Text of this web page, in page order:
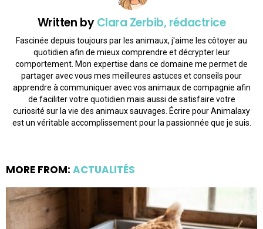
Written byClara Zerbib, rédactrice
Fascinée depuis toujours par les animaux, j'aime les côtoyer au
quotidien afin de mieux comprendre et décrypter leur
comportement. Mon expertise dans ce domaine me permet de
partager avec vous mes meilleures astuces et conseils pour
apprendre à communiquer avec vos animaux de compagnie afin
de faciliter votre quotidien mais aussi de satisfaire votre
curiosité sur la vie des animaux sauvages. Écrire pour Animalaxy
est un véritable accomplissement pour la passionnée que je suis.
MORE FROM: ACTUALITÉS